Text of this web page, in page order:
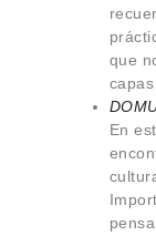
que
En